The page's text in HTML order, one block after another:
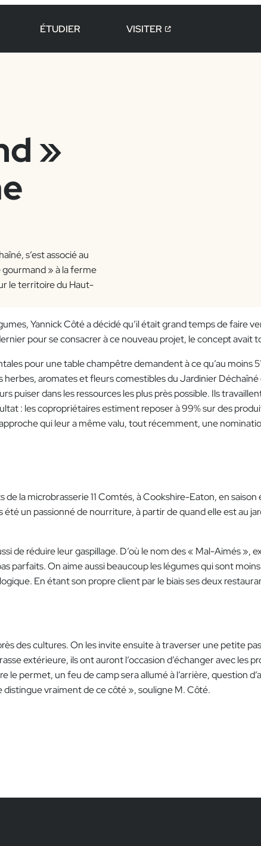
ÉTUDIER VISITER
»
s’est associé au
» à la ferme
le territoire du Haut-
Yannick Côté a décidé qu’il était grand temps de faire
pour se consacrer à ce nouveau projet, le concept avait
pour une table champêtre demandent à ce qu’au moins
aromates et fleurs comestibles du Jardinier Déchaîné
puiser dans les ressources les plus près possible. Ils
: les copropriétaires estiment reposer à 99% sur des
qui leur a même valu, tout récemment, une
la microbrasserie 11 Comtés, à Cookshire-Eaton, en
un passionné de nourriture, à partir de quand elle est au
de réduire leur gaspillage. D’où le nom des « Mal-Aimés
parfaits. On aime aussi beaucoup les légumes qui sont
En étant son propre client par le biais ses deux
des cultures. On les invite ensuite à traverser une petite
extérieure, ils ont auront l’occasion d’échanger avec les
permet, un feu de camp sera allumé à l’arrière, question
vraiment de ce côté », souligne M. Côté.